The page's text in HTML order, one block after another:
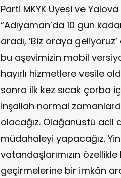
Parti MKYK Üyesi ve
“Adıyaman’da 10 gün
aradı, ‘Biz oraya
bu aşevimizin mobil
hayırlı hizmetlere vesile
sonra ilk kez sıcak çorba
İnşallah normal
olacağız. Olağanüstü acil
müdahaleyi yapacağız.
vatandaşlarımızın
geçirmelerine bir imkân